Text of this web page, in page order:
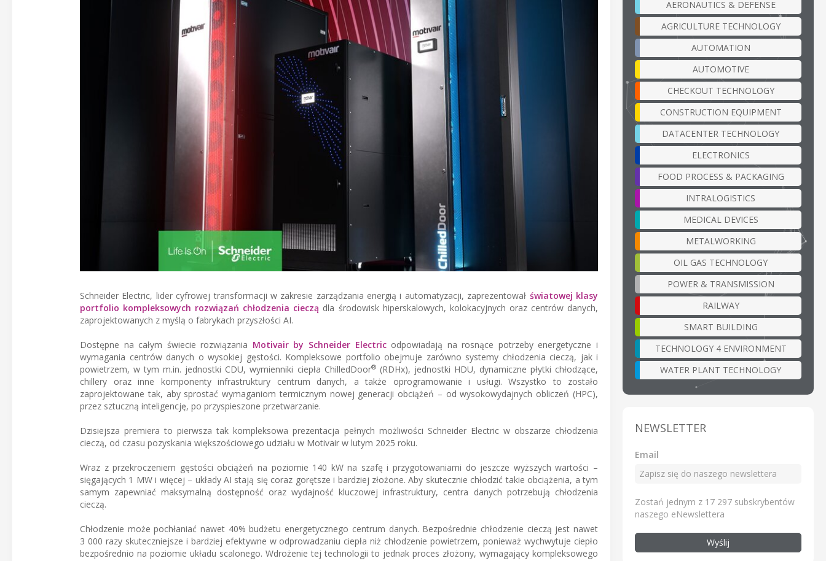
Schneider Electric, lider cyfrowej transformacji w zakresie zarządzania energią i automatyzacji, zaprezentował światowej klasy
portfolio kompleksowych rozwiązań chłodzenia cieczą dla środowisk hiperskalowych, kolokacyjnych oraz centrów danych,
zaprojektowanych z myślą o fabrykach przyszłości AI.
Dostępne na całym świecie rozwiązania Motivair by Schneider Electricodpowiadają na rosnące potrzeby energetyczne i
wymagania centrów danych o wysokiej gęstości. Kompleksowe portfolio obejmuje zarówno systemy chłodzenia cieczą, jak i
powietrzem, w tym m.in. jednostki CDU, wymienniki ciepła ChilledDoor®(RDHx), jednostki HDU, dynamiczne płytki chłodzące,
chillery oraz inne komponenty infrastruktury centrum danych, a także oprogramowanie i usługi. Wszystko to zostało
zaprojektowane tak, aby sprostać wymaganiom termicznym nowej generacji obciążeń – od wysokowydajnych obliczeń (HPC),
przez sztuczną inteligencję, po przyspieszone przetwarzanie.
Dzisiejsza premiera to pierwsza tak kompleksowa prezentacja pełnych możliwości Schneider Electric w obszarze chłodzenia
cieczą, od czasu pozyskania większościowego udziału w Motivair w lutym 2025 roku.
Wraz z przekroczeniem gęstości obciążeń na poziomie 140 kW na szafę i przygotowaniami do jeszcze wyższych wartości –
sięgających 1 MW i więcej – układy AI stają się coraz gorętsze i bardziej złożone. Aby skutecznie chłodzić takie obciążenia, a tym
samym zapewniać maksymalną dostępność oraz wydajność kluczowej infrastruktury, centra danych potrzebują chłodzenia
cieczą.
Chłodzenie może pochłaniać nawet 40% budżetu energetycznego centrum danych. Bezpośrednie chłodzenie cieczą jest nawet
3 000 razy skuteczniejsze i bardziej efektywne w odprowadzaniu ciepła niż chłodzenie powietrzem, ponieważ wychwytuje ciepło
bezpośrednio na poziomie układu scalonego. Wdrożenie tej technologii to jednak proces złożony, wymagający kompleksowego
AERONAUTICS & DEFENSE
AGRICULTURE TECHNOLOGY
AUTOMATION
AUTOMOTIVE
CHECKOUT TECHNOLOGY
CONSTRUCTION EQUIPMENT
DATACENTER TECHNOLOGY
ELECTRONICS
FOOD PROCESS & PACKAGING
INTRALOGISTICS
MEDICAL DEVICES
METALWORKING
OIL GAS TECHNOLOGY
POWER & TRANSMISSION
RAILWAY
SMART BUILDING
TECHNOLOGY 4 ENVIRONMENT
WATER PLANT TECHNOLOGY
NEWSLETTER
Email
Zostań jednym z 17 297 subskrybentów
naszego eNewslettera
Wyślij